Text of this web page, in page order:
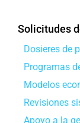
Solicitudes
Dosieres de
Programas
Modelos
Revisiones
Apoyo a la